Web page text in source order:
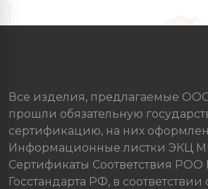
Все изделия, предлагаемые
прошли обязательную
сертификацию, на них
Информационные листки ЭКЦ
Сертификаты Соответствия
Госстандарта РФ, в